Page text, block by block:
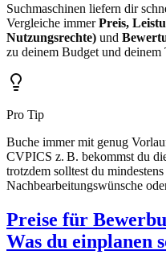
Suchmaschinen liefern dir
Vergleiche immerPreis,
Nutzungsrechte) und
zu deinem Budget und deinem
Pro Tip
Buche immer mit genug
CVPICS z. B. bekommst du
trotzdem solltest du
Nachbearbeitungswünsche
Preise für
Was du einplanen